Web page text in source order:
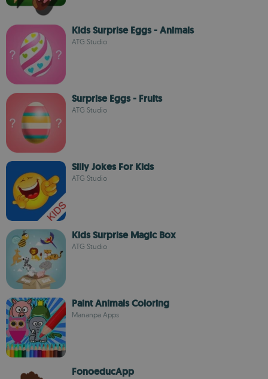
Kids Surprise Eggs - Animals
ATG Studio
Surprise Eggs - Fruits
ATG Studio
Silly Jokes For Kids
ATG Studio
Kids Surprise Magic Box
ATG Studio
Paint Animals Coloring
Mananpa Apps
FonoeducApp